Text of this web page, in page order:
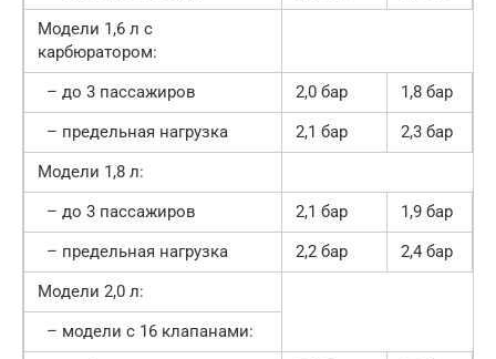
Модели 1,6 л с
карбюратором:
– до 3 пассажиров
2,0 бар
1,8 бар
– предельная нагрузка
2,1 бар
2,3 бар
Модели 1,8 л:
– до 3 пассажиров
2,1 бар
1,9 бар
– предельная нагрузка
2,2 бар
2,4 бар
Модели 2,0 л:
– модели с 16 клапанами: